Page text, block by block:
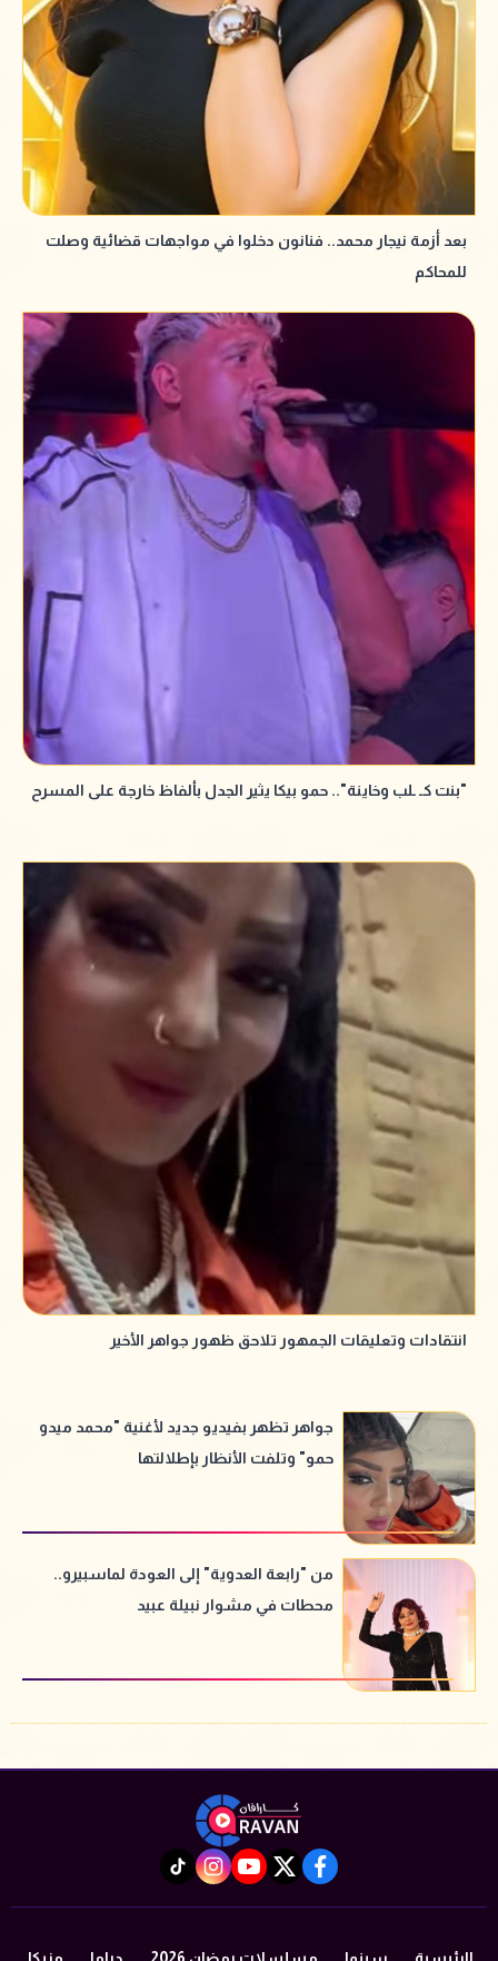
بعد أزمة نيجار محمد.. فنانون دخلوا في مواجهات قضائية وصلت
للمحاكم
"بنت كـ ـلب وخاينة".. حمو بيكا يثير الجدل بألفاظ خارجة على المسرح
انتقادات وتعليقات الجمهور تلاحق ظهور جواهر الأخير
جواهر تظهر بفيديو جديد لأغنية "محمد ميدو
حمو" وتلفت الأنظار بإطلالتها
من "رابعة العدوية" إلى العودة لماسبيرو..
محطات في مشوار نبيلة عبيد
facebook
twitter
youtube
instagram
tiktok